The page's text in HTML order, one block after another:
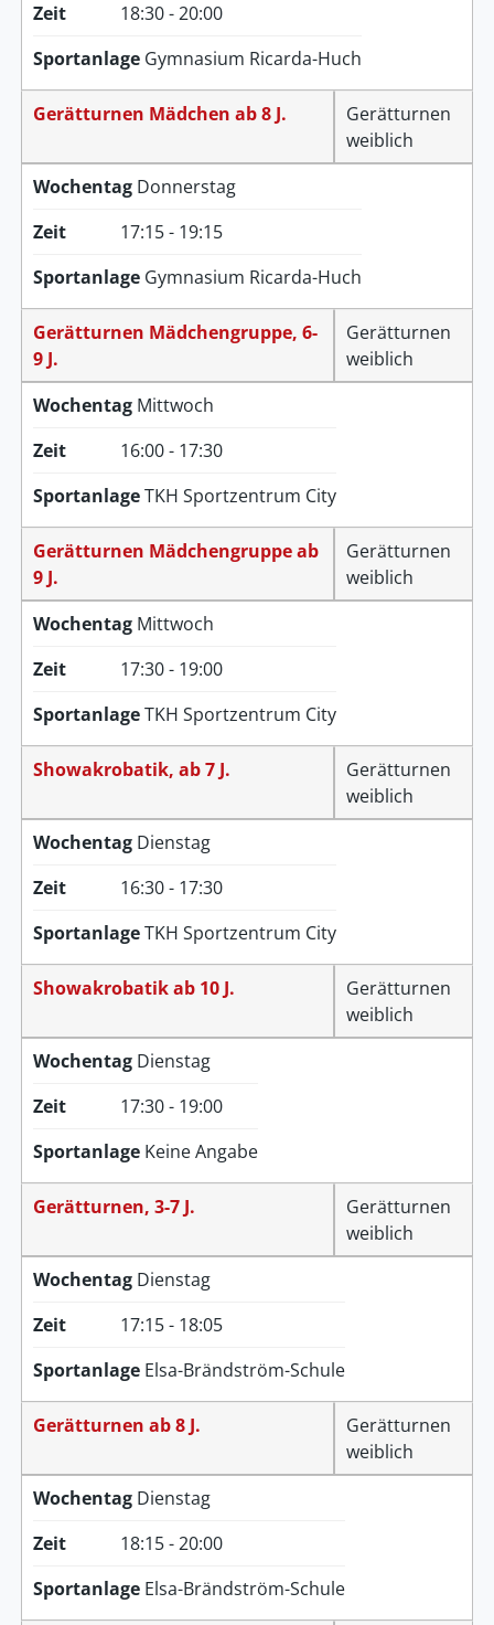
Zeit
18:30 - 20:00
Sportanlage Gymnasium Ricarda-Huch
Gerätturnen Mädchen ab 8 J.
Gerätturnen
weiblich
Wochentag Donnerstag
Zeit
17:15 - 19:15
Sportanlage Gymnasium Ricarda-Huch
Gerätturnen Mädchengruppe, 6-
9 J.
Gerätturnen
weiblich
Wochentag Mittwoch
Zeit
16:00 - 17:30
SportanlageTKH Sportzentrum City
Gerätturnen Mädchengruppe ab
9 J.
Gerätturnen
weiblich
Wochentag Mittwoch
Zeit
17:30 - 19:00
SportanlageTKH Sportzentrum City
Showakrobatik, ab 7 J.
Gerätturnen
weiblich
Wochentag Dienstag
Zeit
16:30 - 17:30
SportanlageTKH Sportzentrum City
Showakrobatik ab 10 J.
Gerätturnen
weiblich
Wochentag Dienstag
Zeit
17:30 - 19:00
Sportanlage Keine Angabe
Gerätturnen, 3-7 J.
Gerätturnen
weiblich
Wochentag Dienstag
Zeit
17:15 - 18:05
Sportanlage Elsa-Brändström-Schule
Gerätturnen ab 8 J.
Gerätturnen
weiblich
Wochentag Dienstag
Zeit
18:15 - 20:00
Sportanlage Elsa-Brändström-Schule